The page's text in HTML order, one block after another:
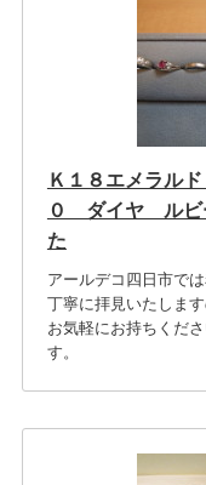
Ｋ１８エメラル
０ ダイヤ ルビ
た
アールデコ四日市で
丁寧に拝見いたしま
お気軽にお持ちくだ
す。